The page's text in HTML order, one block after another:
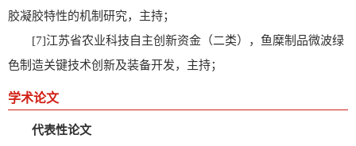
胶凝胶特性的机制研究，主持；
[7]江苏省农业科技自主创新资金（二类），鱼糜制品微波绿
色制造关键技术创新及装备开发，主持；
学术论文
代表性论文